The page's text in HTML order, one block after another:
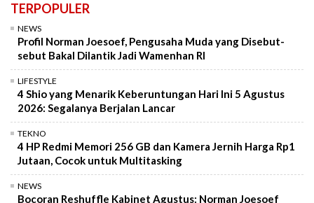
TERPOPULER
NEWS
Profil Norman Joesoef, Pengusaha Muda yang Disebut-
sebut Bakal Dilantik Jadi Wamenhan RI
LIFESTYLE
4 Shio yang Menarik Keberuntungan Hari Ini 5 Agustus
2026: Segalanya Berjalan Lancar
TEKNO
4 HP Redmi Memori 256 GB dan Kamera Jernih Harga Rp1
Jutaan, Cocok untuk Multitasking
NEWS
Bocoran Reshuffle Kabinet Agustus: Norman Joesoef